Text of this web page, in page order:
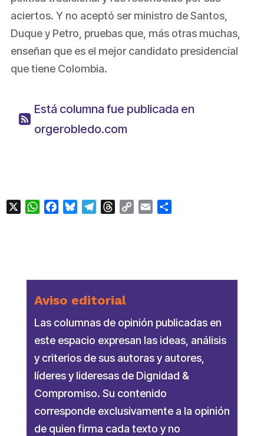
aciertos. Y no aceptó ser ministro de Santos,
Duque y Petro, pruebas que, más otras muchas,
enseñan que es el mejor candidato presidencial
que tiene Colombia.
Está columna fue publicada en
orgerobledo.com
WhatsApp
FacebookBlueskyTelegramThreads
Copy Email
Aviso editorial
Las columnas de opinión publicadas en
este espacio expresan las ideas, análisis
y criterios de sus autoras y autores,
líderes y lideresas de Dignidad &
Compromiso. Su contenido
corresponde exclusivamente a la opinión
de quien firma cada texto y no